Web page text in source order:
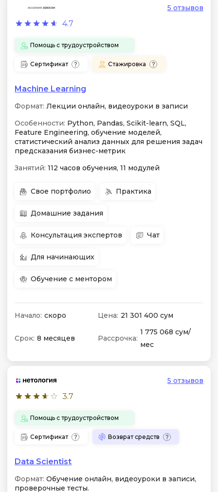
4.7
5 отзывов
Помощь с трудоустройством
Сертификат Стажировка
Machine Learning
Формат: Лекции онлайн, видеоуроки в записи
Особенности: Python, Pandas, Scikit-learn, SQL,
Feature Engineering, обучение моделей,
статистический анализ данных для решения задач
предсказания бизнес-метрик
Занятий: 112 часов обучения, 11 модулей
Свое портфолио Практика
Домашние задания
Консультация экспертов Чат
Для начинающих
Обучение с ментором
Начало: скоро Цена: 21 301 400 сум
Срок: 8 месяцев Рассрочка:
1 775 068 сум/
мес
3.7
5 отзывов
Помощь с трудоустройством
Сертификат Возврат средств
Data Scientist
Формат: Обучение онлайн, видеоуроки в записи,
проверочные тесты.